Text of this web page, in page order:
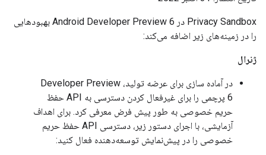
Privacy Sandbox در Android Developer Preview 6 بهبودهایی
را در زمینه‌های زیر اضافه می‌کند:
ژنرال
در آماده سازی برای عرضه تولید، Developer Preview
6 پرچمی را برای غیرفعال کردن دسترسی به API حفظ
حریم خصوصی به طور پیش فرض معرفی کرد. برای اهداف
آزمایشی، با اجرای دستور زیر، دسترسی API حفظ حریم
خصوصی را در پیش‌نمایش توسعه‌دهنده فعال کنید: